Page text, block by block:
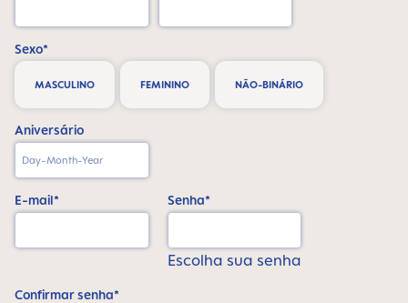
Sexo*
MASCULINO FEMININO NÃO-BINÁRIO
Aniversário
E-mail* Senha*
Escolha sua senha
Confirmar senha*